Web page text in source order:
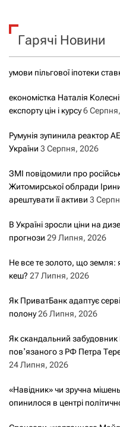
к
Гарячі Новини
умови пільгової іпотеки
економістка Наталія
експорту цін і курсу6
Румунія зупинила реактор
України 3 Серпня, 2026
ЗМІ повідомили про
Житомирської облради
арештувати її активи 3
В Україні зросли ціни на
прогнози 29 Липня, 2026
Не все те золото, що земля:
кеш? 27 Липня, 2026
Як ПриватБанк адаптує
полону26 Липня, 2026
Як скандальний
повʼязаного з РФ Петра
24 Липня, 2026
«Навідник» чи зручна
опинилося в центрі